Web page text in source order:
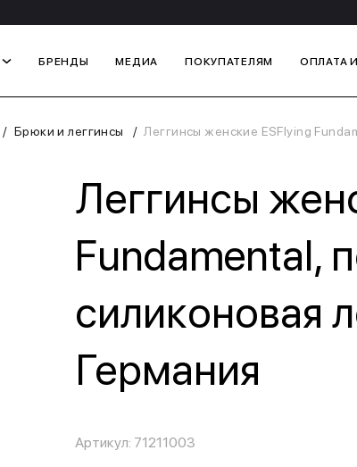
БРЕНДЫ МЕДИА ПОКУПАТЕЛЯМ ОПЛАТА
Брюки и леггинсы Леггинсы женские ESFlying
Леггинсы
Fundamental,
силиконовая
Германия
Артикул: 71211003